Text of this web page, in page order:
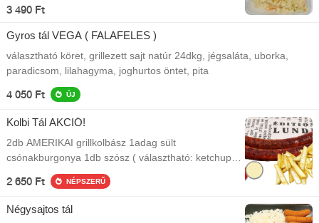
3 490 Ft
Gyros tál VEGA ( FALAFELES )
választható köret, grillezett sajt natúr 24dkg, jégsaláta, uborka,
paradicsom, lilahagyma, joghurtos öntet, pita
4 050 Ft ÚJ
Kolbi Tál AKCIÓ!
2db AMERIKAI grillkolbász 1adag sült
csónakburgonya 1db szósz ( választható: ketchup,
mustár, majonéz )
2 650 Ft NÉPSZERŰ
Négysajtos tál